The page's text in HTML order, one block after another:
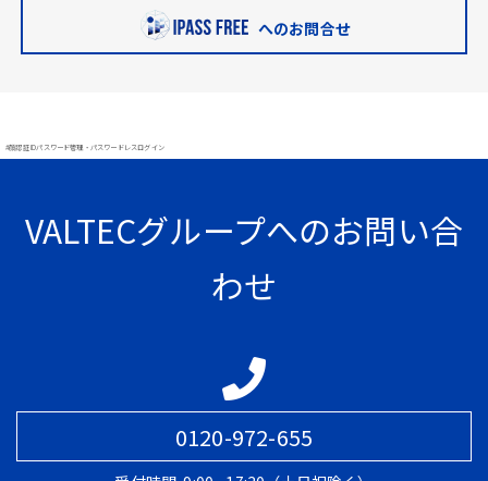
へのお問合せ
#顔認証 IDパスワード管理・パスワードレスログイン
VALTECグループへのお問い合
わせ
0120-972-655